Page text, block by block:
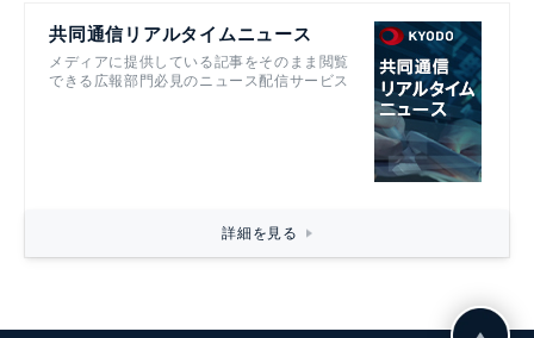
共同通信リアルタイムニュース
メディアに提供している記事をそのまま閲覧
できる広報部門必見のニュース配信サービス
詳細を見る